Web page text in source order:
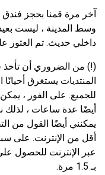
آخر مرة قمنا بحجز
وسط المدينة ، ليست
داخلي حديث. تم العثور على الفندق في
(!) من الضروري أن تأخذ
المنتديات يستغرق
للجميع. على الفور ،
أيضًا عدة ساعات ،
يمكنني أيضًا القول من
أقل من الإنترنت. على
عبر الإنترنت للحصول
بـ 1.5 مرة.